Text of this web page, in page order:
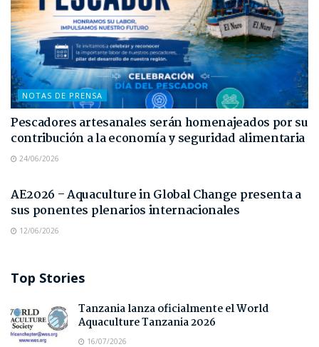
NOTAS DE PRENSA
Pescadores artesanales serán homenajeados por su
contribución a la economía y seguridad alimentaria
24/06/2026
AE2026 – Aquaculture in Global Change presenta a
sus ponentes plenarios internacionales
12/06/2026
Top Stories
Tanzania lanza oficialmente el World
Aquaculture Tanzania 2026
16/07/2026